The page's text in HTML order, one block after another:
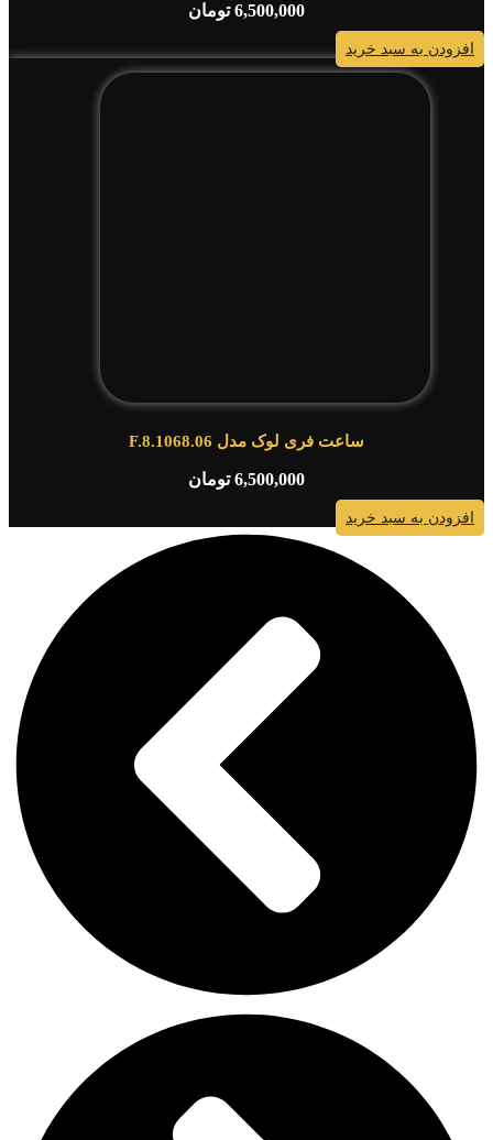
6,500,000 تومان
افزودن به سبد خرید
ساعت فری لوک مدل F.8.1068.06
6,500,000 تومان
افزودن به سبد خرید